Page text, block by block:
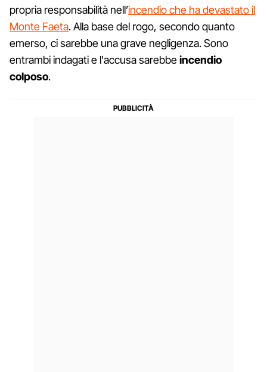
propria responsabilità nell’incendio che ha devastato il
Monte Faeta. Alla base del rogo, secondo quanto
emerso, ci sarebbe una grave negligenza. Sono
entrambi indagati e l'accusa sarebbeincendio
colposo.